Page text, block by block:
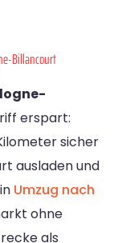
Billancourt
erspart:
sicher
ausladen und
Umzug nach
ohne
als